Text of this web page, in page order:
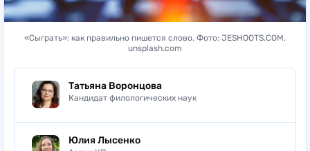
«Сыграть»: как правильно пишется слово. Фото: JESHOOTS.COM,
unsplash.com
Татьяна Воронцова
Кандидат филологических наук
Юлия Лысенко